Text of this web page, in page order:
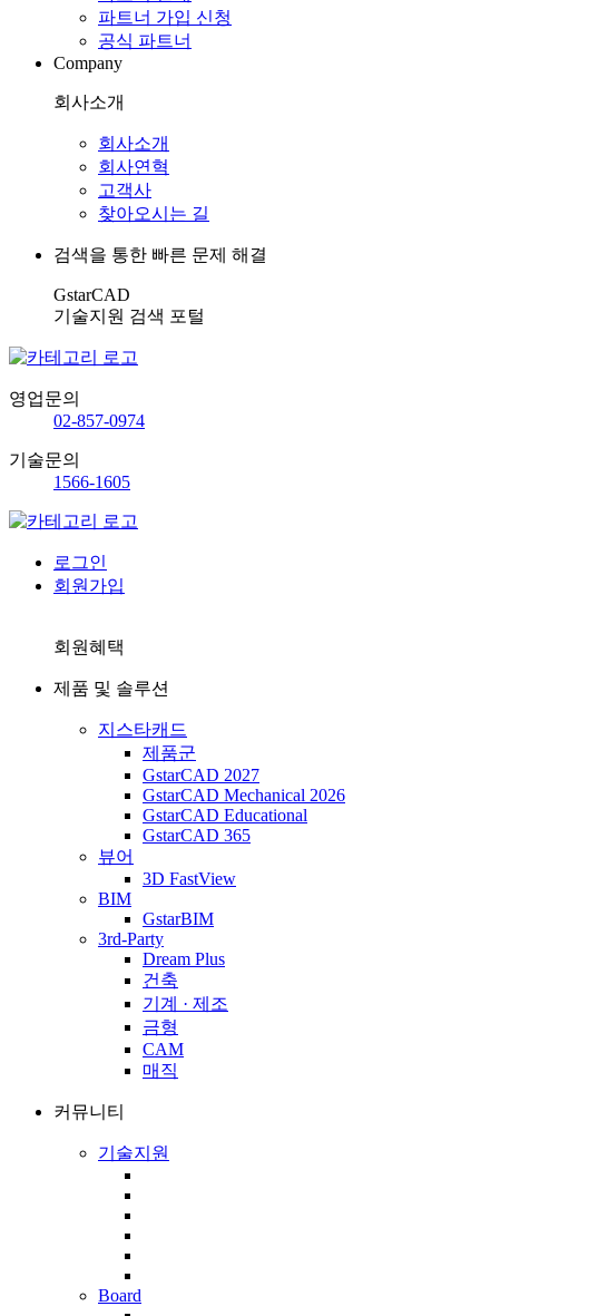
파트너 가입 신청
공식 파트너
Company
회사소개
회사소개
회사연혁
고객사
찾아오시는 길
검색을 통한 빠른 문제 해결
GstarCAD
기술지원 검색 포털
영업문의
02-857-0974
기술문의
1566-1605
로그인
회원가입
회원혜택
제품 및 솔루션
지스타캐드
제품군
GstarCAD 2027
GstarCAD Mechanical 2026
GstarCAD Educational
GstarCAD 365
뷰어
3D FastView
BIM
GstarBIM
3rd-Party
Dream Plus
건축
기계 · 제조
금형
CAM
매직
커뮤니티
기술지원
Board